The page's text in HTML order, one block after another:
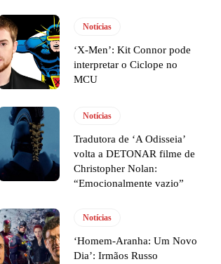
Notícias
‘X-Men’: Kit Connor pode
interpretar o Ciclope no
MCU
Notícias
Tradutora de ‘A Odisseia’
volta a DETONAR filme de
Christopher Nolan:
“Emocionalmente vazio”
Notícias
‘Homem-Aranha: Um Novo
Dia’: Irmãos Russo